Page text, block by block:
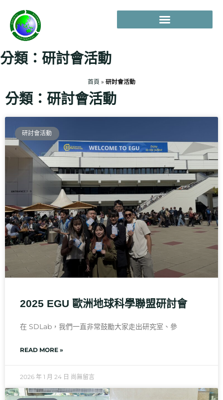
分類：研討會活動
首頁 » 研討會活動
分類：研討會活動
研討會活動
2025 EGU 歐洲地球科學聯盟研討會
在 SDLab，我們一直非常鼓勵大家走出研究室、參
READ MORE »
2026 年 1 月 24 日 尚無留言